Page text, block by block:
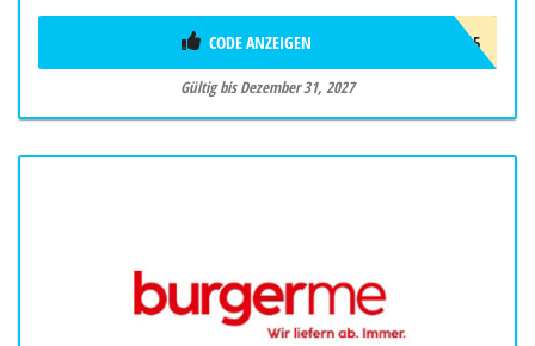
BIO5
CODE ANZEIGEN
Gültig bis Dezember 31, 2027